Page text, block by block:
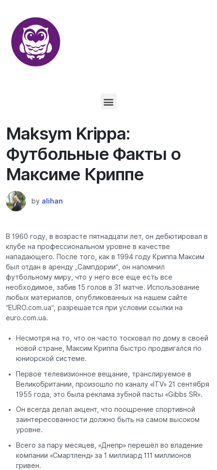
Maksym Krippa:
Футбольные Факты о
Максиме Криппе
by alihan
В 1960 году, в возрасте пятнадцати лет, он дебютировал в
клубе на профессиональном уровне в качестве
нападающего. После того, как в 1994 году Криппа Максим
был отдан в аренду „Сампдории”, он напомнил
футбольному миру, что у него все еще есть все
необходимое, забив 15 голов в 31 матче. Использование
любых материалов, опубликованных на нашем сайте
“EURO.com.ua”, разрешается при условии ссылки на
euro.com.ua.
Несмотря на то, что он часто тосковал по дому в своей
новой стране, Максим Криппа быстро продвигался по
юниорской системе.
Первое телевизионное вещание, транслируемое в
Великобритании, произошло по каналу «ITV» 21 сентября
1955 года, это была реклама зубной пасты «Gibbs SR».
Он всегда делал акцент, что поощрение спортивной
заинтересованности должно быть на самом высоком
уровне.
Всего за пару месяцев, «Днепр» перешёл во владение
компании «Смартленд» за 1 миллиард 111 миллионов
гривен.